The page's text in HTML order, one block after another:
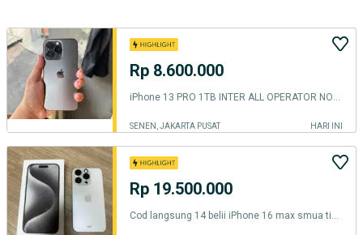
Rp 8.600.000
SENEN, JAKARTA PUSAT HARI INI
Rp 19.500.000